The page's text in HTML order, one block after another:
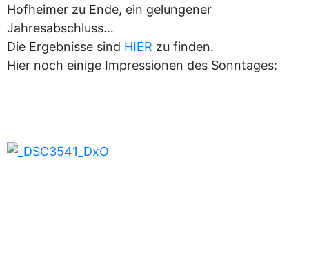
Hofheimer zu Ende, ein gelungener
Jahresabschluss…
Die Ergebnisse sind HIER zu finden.
Hier noch einige Impressionen des Sonntages: